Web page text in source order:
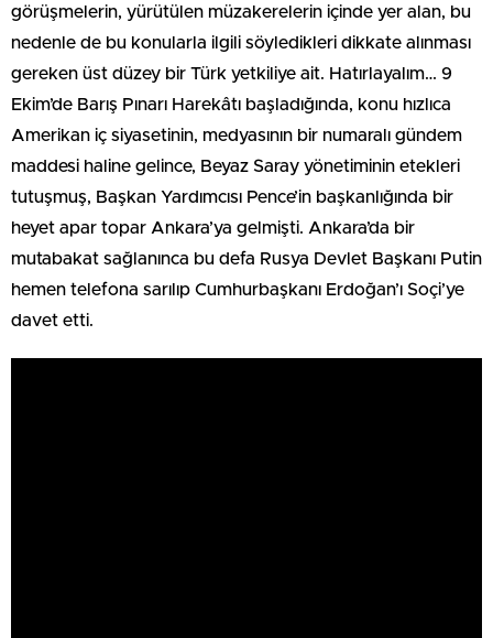
görüşmelerin, yürütülen müzakerelerin içinde yer alan, bu
nedenle de bu konularla ilgili söyledikleri dikkate alınması
gereken üst düzey bir Türk yetkiliye ait. Hatırlayalım… 9
Ekim’de Barış Pınarı Harekâtı başladığında, konu hızlıca
Amerikan iç siyasetinin, medyasının bir numaralı gündem
maddesi haline gelince, Beyaz Saray yönetiminin etekleri
tutuşmuş, Başkan Yardımcısı Pence’in başkanlığında bir
heyet apar topar Ankara’ya gelmişti. Ankara’da bir
mutabakat sağlanınca bu defa Rusya Devlet Başkanı Putin
hemen telefona sarılıp Cumhurbaşkanı Erdoğan’ı Soçi’ye
davet etti.